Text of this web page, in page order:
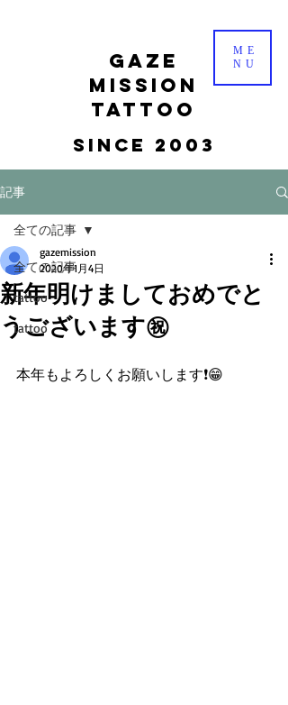
gaze
mission
tattoo
Since 2003
ME
NU
記事
全ての記事
tattoo
tattoo
全ての記事
新年明けましておめでと
うございます㊗️
gazemission
2020年1月4日
本年もよろしくお願いします❗️😁